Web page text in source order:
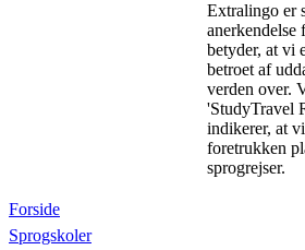
Extralingo er
anerkendelse
betyder, at vi
betroet af
verden over.
'StudyTravel
indikerer, at
foretrukken
sprogrejser.
Forside
Sprogskoler